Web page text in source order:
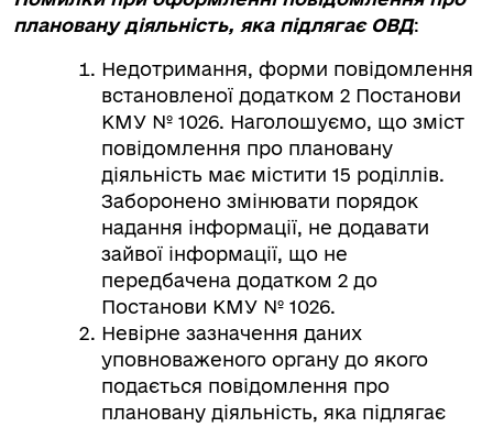
плановану діяльність, яка підлягає ОВД:
Недотримання, форми повідомлення
встановленої додатком 2 Постанови
КМУ № 1026. Наголошуємо, що зміст
повідомлення про плановану
діяльність має містити 15 роділлів.
Заборонено змінювати порядок
надання інформації, не додавати
зайвої інформації, що не
передбачена додатком 2 до
Постанови КМУ № 1026.
Невірне зазначення даних
уповноваженого органу до якого
подається повідомлення про
плановану діяльність, яка підлягає